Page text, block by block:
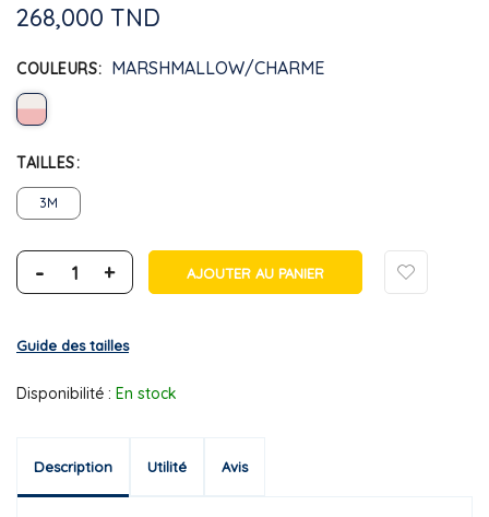
268,000 TND
COULEURS MARSHMALLOW/CHARME
TAILLES
3M
- + AJOUTER AU PANIER
Guide des tailles
Disponibilité : En stock
Description Utilité Avis